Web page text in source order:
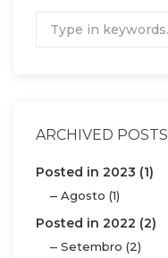
ARCHIVED POSTS
Posted in 2023 (1)
Agosto (1)
Posted in 2022 (2)
Setembro (2)